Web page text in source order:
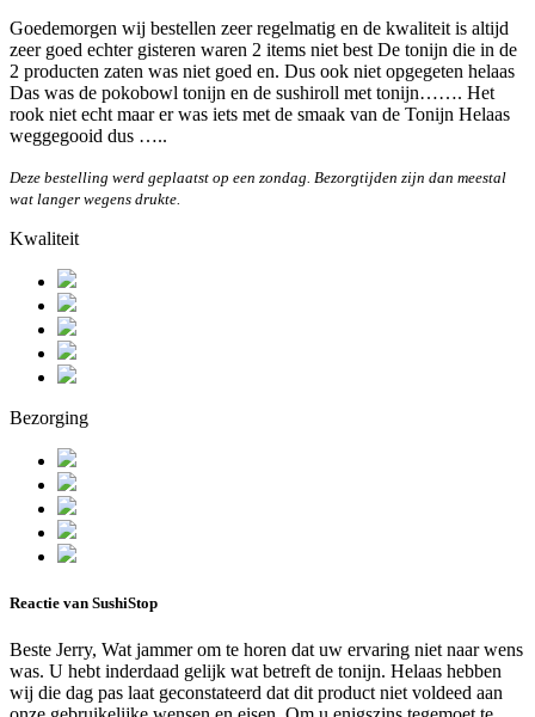
Goedemorgen wij bestellen zeer regelmatig en de kwaliteit is altijd
zeer goed echter gisteren waren 2 items niet best De tonijn die in de
2 producten zaten was niet goed en. Dus ook niet opgegeten helaas
Das was de pokobowl tonijn en de sushiroll met tonijn……. Het
rook niet echt maar er was iets met de smaak van de Tonijn Helaas
weggegooid dus …..
Deze bestelling werd geplaatst op een zondag. Bezorgtijden zijn dan meestal
wat langer wegens drukte.
Kwaliteit
Bezorging
Reactie van SushiStop
Beste Jerry, Wat jammer om te horen dat uw ervaring niet naar wens
was. U hebt inderdaad gelijk wat betreft de tonijn. Helaas hebben
wij die dag pas laat geconstateerd dat dit product niet voldeed aan